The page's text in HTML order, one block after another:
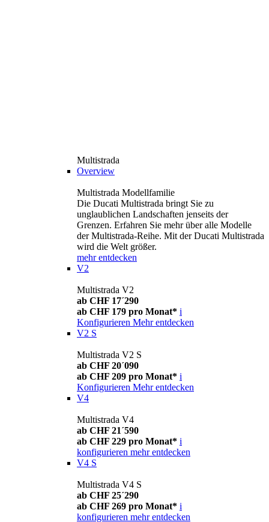
Multistrada
Overview
Multistrada Modellfamilie
Die Ducati Multistrada bringt Sie zu
unglaublichen Landschaften jenseits der
Grenzen. Erfahren Sie mehr über alle Modelle
der Multistrada-Reihe. Mit der Ducati Multistrada
wird die Welt größer.
mehr entdecken
V2
Multistrada V2
ab CHF 17´290
ab CHF 179 pro Monat* i
Konfigurieren Mehr entdecken
V2 S
Multistrada V2 S
ab CHF 20´090
ab CHF 209 pro Monat* i
Konfigurieren Mehr entdecken
V4
Multistrada V4
ab CHF 21´590
ab CHF 229 pro Monat* i
konfigurieren mehr entdecken
V4 S
Multistrada V4 S
ab CHF 25´290
ab CHF 269 pro Monat* i
konfigurieren mehr entdecken